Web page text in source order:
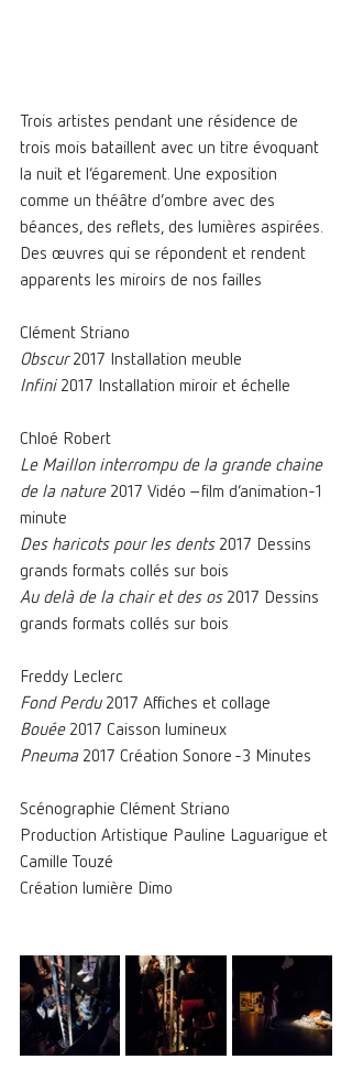
Trois artistes pendant une résidence de
trois mois bataillent avec un titre évoquant
la nuit et l’égarement. Une exposition
comme un théâtre d’ombre avec des
béances, des reflets, des lumières aspirées.
Des œuvres qui se répondent et rendent
apparents les miroirs de nos failles
Clément Striano
Obscur 2017 Installation meuble
Infini 2017 Installation miroir et échelle
Chloé Robert
Le Maillon interrompu de la grande chaine
de la nature 2017 Vidéo –film d’animation-1
minute
Des haricots pour les dents 2017 Dessins
grands formats collés sur bois
Au delà de la chair et des os 2017 Dessins
grands formats collés sur bois
Freddy Leclerc
Fond Perdu 2017 Affiches et collage
Bouée 2017 Caisson lumineux
Pneuma 2017 Création Sonore -3 Minutes
Scénographie Clément Striano
Production Artistique Pauline Laguarigue et
Camille Touzé
Création lumière Dimo